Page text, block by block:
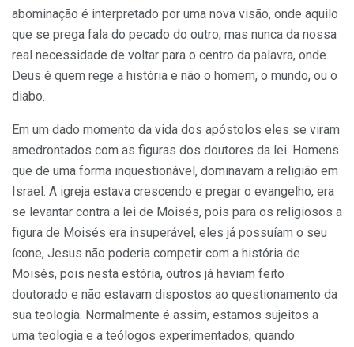
abominação é interpretado por uma nova visão, onde aquilo
que se prega fala do pecado do outro, mas nunca da nossa
real necessidade de voltar para o centro da palavra, onde
Deus é quem rege a história e não o homem, o mundo, ou o
diabo.
Em um dado momento da vida dos apóstolos eles se viram
amedrontados com as figuras dos doutores da lei. Homens
que de uma forma inquestionável, dominavam a religião em
Israel. A igreja estava crescendo e pregar o evangelho, era
se levantar contra a lei de Moisés, pois para os religiosos a
figura de Moisés era insuperável, eles já possuíam o seu
ícone, Jesus não poderia competir com a história de
Moisés, pois nesta estória, outros já haviam feito
doutorado e não estavam dispostos ao questionamento da
sua teologia. Normalmente é assim, estamos sujeitos a
uma teologia e a teólogos experimentados, quando